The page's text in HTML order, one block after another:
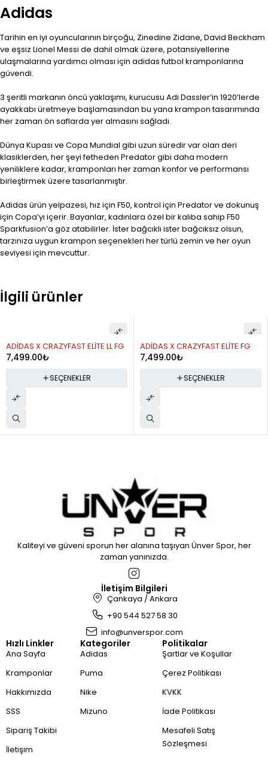
Adidas
Tarihin en iyi oyuncularının birçoğu, Zinedine Zidane, David Beckham
ve eşsiz Lionel Messi de dahil olmak üzere, potansiyellerine
ulaşmalarına yardımcı olması için adidas futbol kramponlarına
güvendi.
3 şeritli markanın öncü yaklaşımı, kurucusu Adi Dassler’in 1920’lerde
ayakkabı üretmeye başlamasından bu yana krampon tasarımında
her zaman ön saflarda yer almasını sağladı.
Dünya Kupası ve Copa Mundial gibi uzun süredir var olan deri
klasiklerden, her şeyi fetheden Predator gibi daha modern
yeniliklere kadar, kramponları her zaman konfor ve performansı
birleştirmek üzere tasarlanmıştır.
Adidas ürün yelpazesi, hız için F50, kontrol için Predator ve dokunuş
için Copa’yı içerir. Bayanlar, kadınlara özel bir kalıba sahip F50
Sparkfusion’a göz atabilirler. İster bağcıklı ister bağcıksız olsun,
tarzınıza uygun krampon seçenekleri her türlü zemin ve her oyun
seviyesi için mevcuttur.
İlgili ürünler
ADİDAS X CRAZYFAST ELİTE LL FG
7,499.00₺
SEÇENEKLER
ADİDAS X CRAZYFAST ELİTE FG
7,499.00₺
SEÇENEKLER
Kaliteyi ve güveni sporun her alanına taşıyan Ünver Spor, her
zaman yanınızda.
Hızlı Linkler
Ana Sayfa
Kramponlar
Hakkımızda
SSS
Sipariş Takibi
İletişim
Kategoriler
Adidas
Puma
Nike
Mizuno
Politikalar
Şartlar ve Koşullar
Çerez Politikası
KVKK
İade Politikası
Mesafeli Satış
Sözleşmesi
İletişim Bilgileri
Çankaya / Ankara
+90 544 527 58 30
info@unverspor.com